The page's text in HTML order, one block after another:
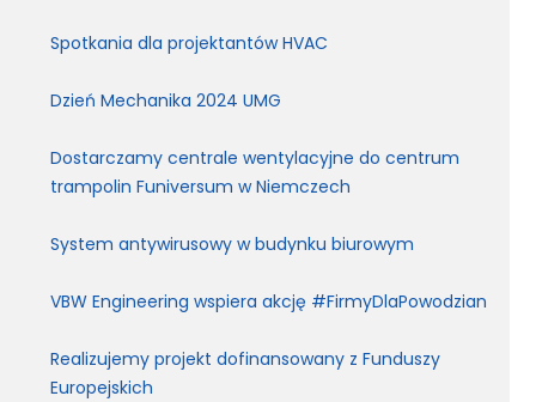
Spotkania dla projektantów HVAC
Dzień Mechanika 2024 UMG
Dostarczamy centrale wentylacyjne do centrum
trampolin Funiversum w Niemczech
System antywirusowy w budynku biurowym
VBW Engineering wspiera akcję #FirmyDlaPowodzian
Realizujemy projekt dofinansowany z Funduszy
Europejskich